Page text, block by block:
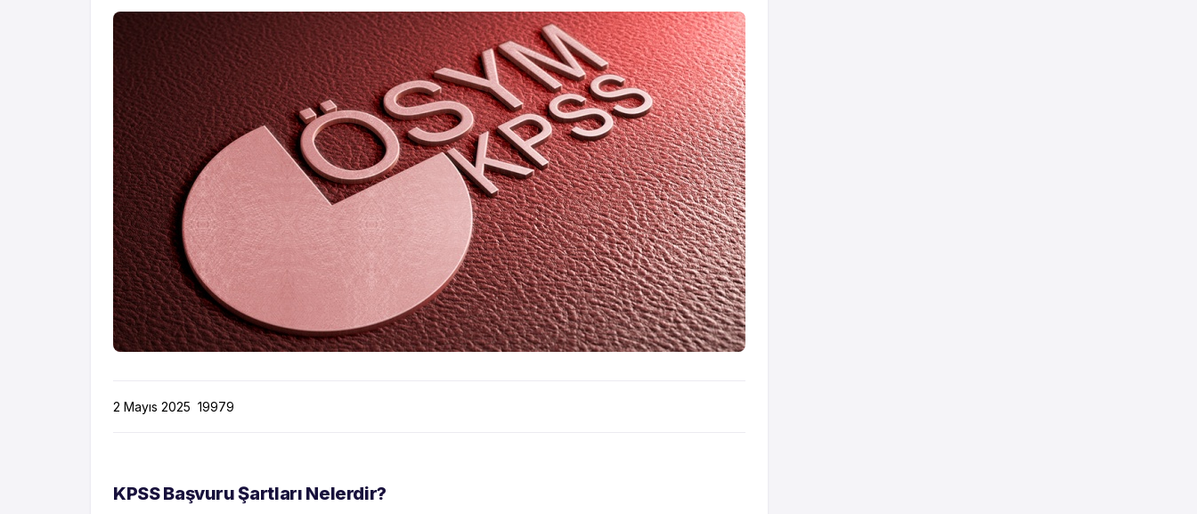
2 Mayıs 2025 19979
KPSS Başvuru Şartları Nelerdir?